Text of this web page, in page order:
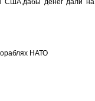
США,дабы денег дали на
НАТО